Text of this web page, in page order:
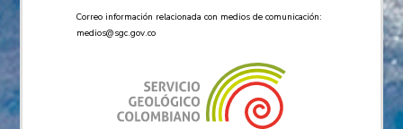
Correo información relacionada con medios de comunicación:
medios@sgc.gov.co